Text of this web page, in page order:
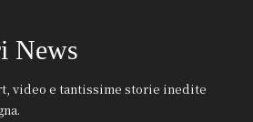
News
video e tantissime storie inedite